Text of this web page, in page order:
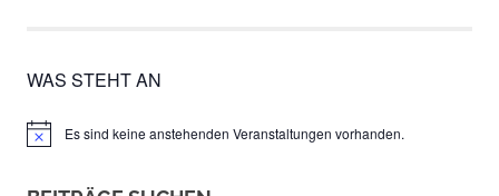
WAS STEHT AN
HinweisEs sind keine anstehenden Veranstaltungen vorhanden.